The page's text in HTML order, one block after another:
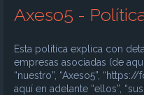
Axeso5 -
Esta política explica con
empresas asociadas (de
“nuestro”, “Axeso5”,
aquí en adelante “ellos”,